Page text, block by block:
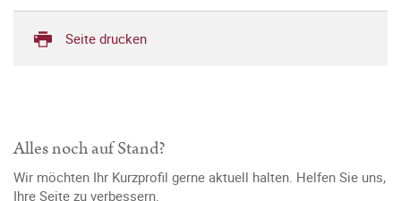
Seite drucken
Alles noch auf Stand?
Wir möchten Ihr Kurzprofil gerne aktuell halten. Helfen Sie uns,
Ihre Seite zu verbessern.